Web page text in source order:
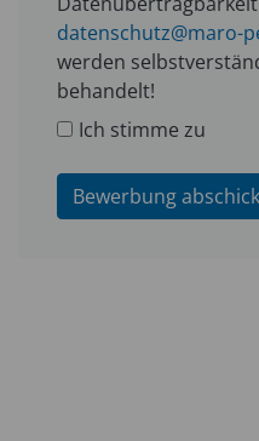
datenschutz@maro-
werden
behandelt!
Ich stimme zu
Bewerbung